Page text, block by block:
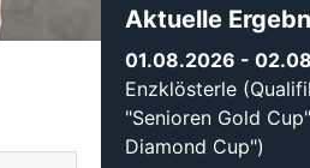
Aktuelle
01.08.2026 -
Enzklösterle
"Senioren Gold
Diamond Cup")